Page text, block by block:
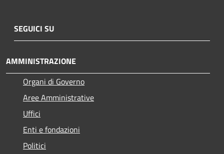
SEGUICI SU
AMMINISTRAZIONE
Organi di Governo
Aree Amministrative
Uffici
Enti e fondazioni
Politici